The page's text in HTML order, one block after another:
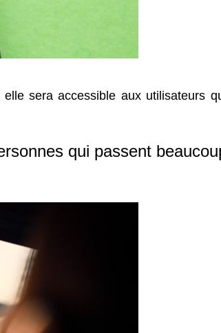
sera accessible aux utilisateurs
qui passent